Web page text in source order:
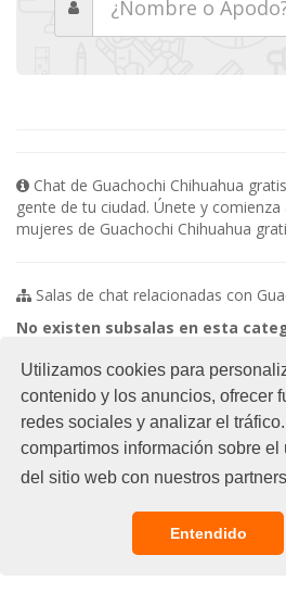
Utilizamos cookies para
contenido y los anuncios, ofrecer
redes sociales y analizar el
compartimos información sobre el
del sitio web con nuestros
Entendido
Chat de Guachochi Chihuahua
gente de tu ciudad. Únete y
mujeres de Guachochi Chihuahua
Salas de chat relacionadas con
No existen subsalas en esta
© 2021 Chat Gratis